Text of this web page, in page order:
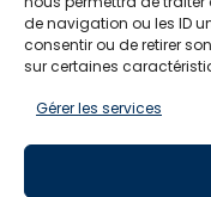
de navigation ou les ID
consentir ou de retirer
sur certaines
Gérer les services
SUIVEZ-NOUS